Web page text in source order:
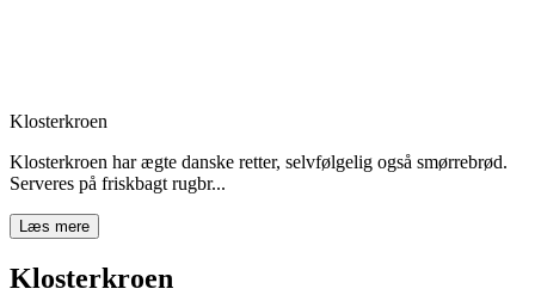
Klosterkroen
Klosterkroen har ægte danske retter, selvfølgelig også smørrebrød.
Serveres på friskbagt rugbr...
Læs mere
Klosterkroen